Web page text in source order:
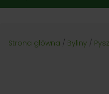
Strona główna / Byliny /